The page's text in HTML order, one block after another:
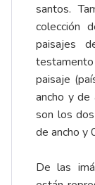
santos.
colección
paisajes
testamento
paisaje
ancho y de
son los
de ancho y
De las